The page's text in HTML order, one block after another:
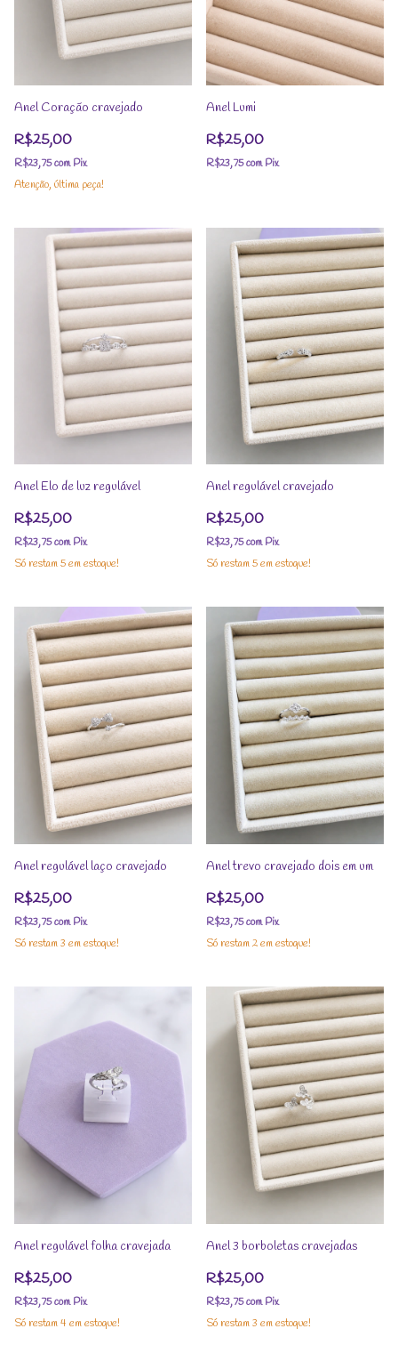
Anel Coração cravejado
R$25,00
R$23,75com Pix
Atenção, última peça!
Anel Lumi
R$25,00
R$23,75com Pix
Anel Elo de luz regulável
R$25,00
R$23,75com Pix
Só restam5em estoque!
Anel regulável cravejado
R$25,00
R$23,75com Pix
Só restam5em estoque!
Anel regulável laço cravejado
R$25,00
R$23,75com Pix
Só restam3 em estoque!
Anel trevo cravejado dois em um
R$25,00
R$23,75com Pix
Só restam2em estoque!
Anel regulável folha cravejada
R$25,00
R$23,75com Pix
Só restam4 em estoque!
Anel 3 borboletas cravejadas
R$25,00
R$23,75com Pix
Só restam3 em estoque!